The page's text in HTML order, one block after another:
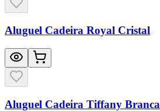
Aluguel Cadeira Royal Cristal
Aluguel Cadeira Tiffany Branca